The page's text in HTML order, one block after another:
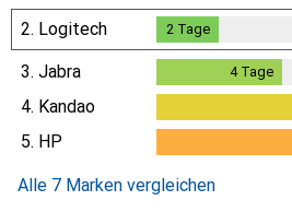
1Tag
2. Logitech 2 Tage
3. Jabra 4Tage
4. Kandao
5. HP
Alle 7 Marken vergleichen